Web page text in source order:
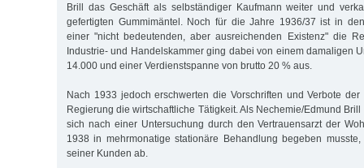
Brill das Geschäft als selbständiger Kaufmann weiter und
gefertigten Gummimäntel. Noch für die Jahre 1936/37 ist in
einer "nicht bedeutenden, aber ausreichenden Existenz" die
Industrie- und Handelskammer ging dabei von einem damaligen
14.000 und einer Verdienstspanne von brutto 20 % aus.
Nach 1933 jedoch erschwerten die Vorschriften und Verbote
Regierung die wirtschaftliche Tätigkeit. Als Nechemie/Edmund
sich nach einer Untersuchung durch den Vertrauensarzt der
1938 in mehrmonatige stationäre Behandlung begeben
seiner Kunden ab.